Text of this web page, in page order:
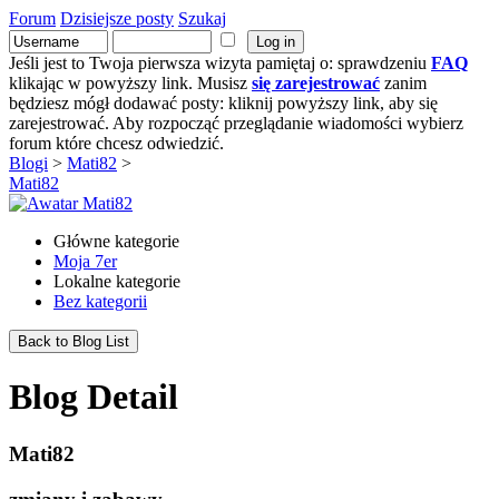
Forum Dzisiejsze posty Szukaj
Jeśli jest to Twoja pierwsza wizyta pamiętaj o: sprawdzeniu FAQ
klikając w powyższy link. Musisz się zarejestrować zanim
będziesz mógł dodawać posty: kliknij powyższy link, aby się
zarejestrować. Aby rozpocząć przeglądanie wiadomości wybierz
forum które chcesz odwiedzić.
Blogi > Mati82 >
Mati82
Główne kategorie
Moja 7er
Lokalne kategorie
Bez kategorii
Back to Blog List
Blog Detail
Mati82